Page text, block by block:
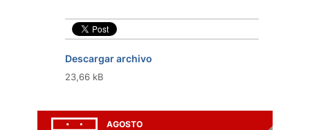
Descargar archivo
23,66 kB
AGOSTO